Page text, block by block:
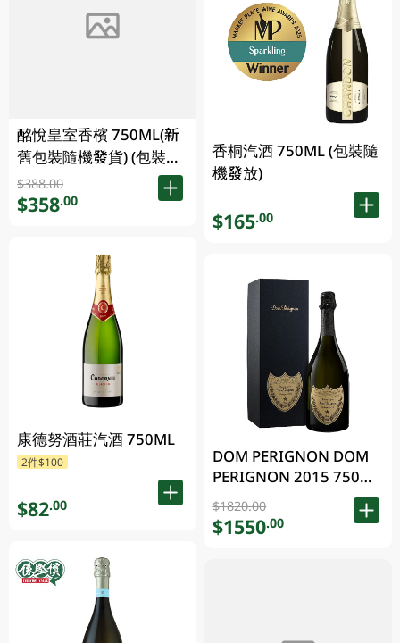
酩悅皇室香檳 750ML(新
舊包裝隨機發貨) (包裝隨
機發放)
$388.00
$358.00
康德努酒莊汽酒 750ML
2件$100
$82.00
香桐汽酒 750ML (包裝隨
機發放)
$165.00
DOM PERIGNON DOM
PERIGNON 2015 750毫
升 (包裝隨機發放)
$1820.00
$1550.00